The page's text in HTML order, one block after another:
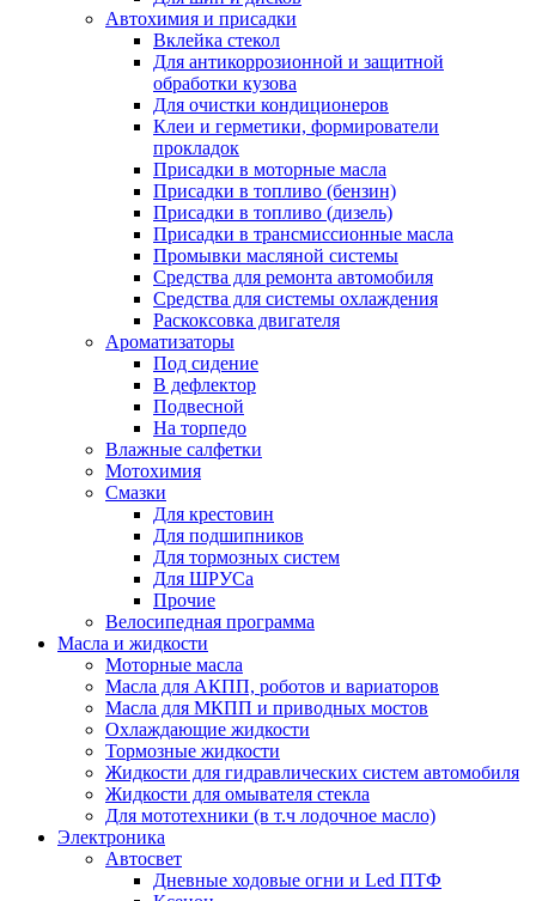
Автохимия и присадки
Вклейка стекол
Для антикоррозионной и защитной
обработки кузова
Для очистки кондиционеров
Клеи и герметики, формирователи
прокладок
Присадки в моторные масла
Присадки в топливо (бензин)
Присадки в топливо (дизель)
Присадки в трансмиссионные масла
Промывки масляной системы
Средства для ремонта автомобиля
Средства для системы охлаждения
Раскоксовка двигателя
Ароматизаторы
Под сидение
В дефлектор
Подвесной
На торпедо
Влажные салфетки
Мотохимия
Смазки
Для крестовин
Для подшипников
Для тормозных систем
Для ШРУСа
Прочие
Велосипедная программа
Масла и жидкости
Моторные масла
Масла для АКПП, роботов и вариаторов
Масла для МКПП и приводных мостов
Охлаждающие жидкости
Тормозные жидкости
Жидкости для гидравлических систем автомобиля
Жидкости для омывателя стекла
Для мототехники (в т.ч лодочное масло)
Электроника
Автосвет
Дневные ходовые огни и Led ПТФ